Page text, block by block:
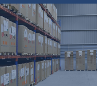
diseñados para
industriales,
químicos y telas.
adaptadas a los
de
garantizando